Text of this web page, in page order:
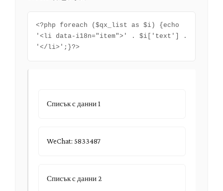
<?php foreach ($qx_list as $i) {echo
'<li data-i18n="item">' . $i['text'] .
'</li>';}?>
Списък с данни 1
WeChat: 5833487
Списък с данни 2